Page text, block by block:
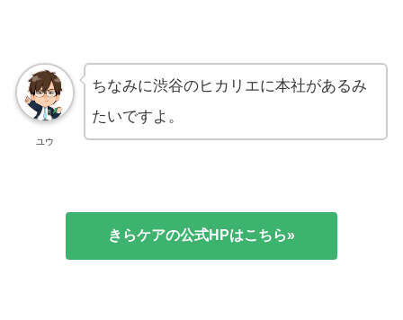
ユウ
ちなみに渋谷のヒカリエに本社があるみ
たいですよ。
きらケアの公式HPはこちら»